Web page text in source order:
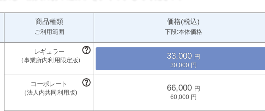
商品種類
ご利用範囲
価格(税込)
下段:本体価格
33,000
30,000
66,000
60,000